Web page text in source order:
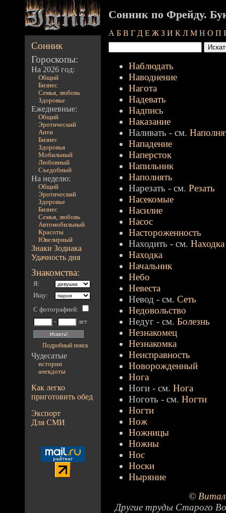
Сонник
Гороскопы:
На 2026 год:
Общий
Бизнес
Семья, любовь
Здоровье
Ежедневные:
Общий
Эротический
Анти
Бизнес
Здоровья
Мобильный
Любовный
Съедобный
На неделю:
Общий
Эротический
Здоровье
Бизнес
Семья, любовь
Автомобильный
Красоты
Ювелирный
Знаки Зодиака
Удачность дня
Знакомства:
Я:
Ищу:
С фотографией:
-
лет
Подробный поиск
Чудесатые
истории
анекдоты
Как легко
приготовить обед
Экспорт
Для СМИ
Сонник по Фрейду.
А Б В Г Д Е Ж З И К Л М Н О П
Наблюдать
Наводнение
Нагота
Надевать
Надпись
Наказание
Наливать - см.
Нападение
Наперсток
Напильник
Наполнять
Нарезать - см. Резать
Насекомые
Насилие
Насос
Настороженность
Находить - см. Находка
Находка
Начальник
Небо
Невеста
Невод - см. Сеть
Недовольство
Недуг - см. Болезнь
Незнакомец
Незнакомка
Неисправность
Новорожденный
Нога
Ноги - см. Нога
Ноготь - см. Ногти
Ногти
Нож
Ножницы
Ножны
Нос
Носки
Ныряние
©
Другие труды Старого